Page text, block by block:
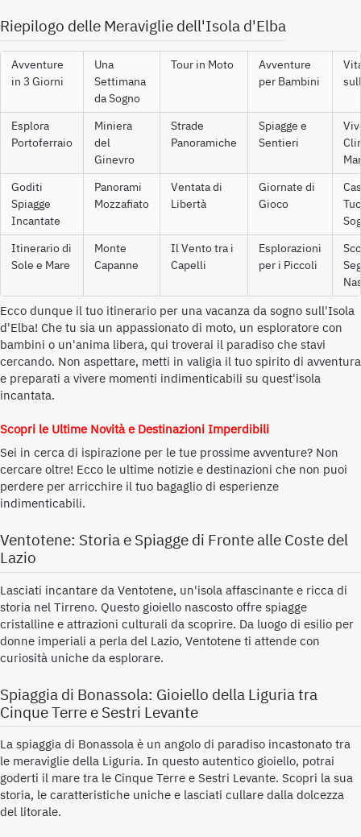
Riepilogo delle Meraviglie dell'Isola d'Elba
Avventure
in 3 Giorni
Una
Settimana
da Sogno
Tour in Moto
Avventure
per Bambini
Esplora
Portoferraio
Miniera
del
Ginevro
Strade
Panoramiche
Spiagge e
Sentieri
Goditi
Spiagge
Incantate
Panorami
Mozzafiato
Ventata di
Libertà
Giornate di
Gioco
Itinerario di
Sole e Mare
Monte
Capanne
Il Vento tra i
Capelli
Esplorazioni
per i Piccoli
Ecco dunque il tuo itinerario per una vacanza da sogno sull'Isola
d'Elba! Che tu sia un appassionato di moto, un esploratore con
bambini o un'anima libera, qui troverai il paradiso che stavi
cercando. Non aspettare, metti in valigia il tuo spirito di avventura
e preparati a vivere momenti indimenticabili su quest'isola
incantata.
Scopri le Ultime Novità e Destinazioni Imperdibili
Sei in cerca di ispirazione per le tue prossime avventure? Non
cercare oltre! Ecco le ultime notizie e destinazioni che non puoi
perdere per arricchire il tuo bagaglio di esperienze
indimenticabili.
Ventotene: Storia e Spiagge di Fronte alle Coste del
Lazio
Lasciati incantare da Ventotene, un'isola affascinante e ricca di
storia nel Tirreno. Questo gioiello nascosto offre spiagge
cristalline e attrazioni culturali da scoprire. Da luogo di esilio per
donne imperiali a perla del Lazio, Ventotene ti attende con
curiosità uniche da esplorare.
Spiaggia di Bonassola: Gioiello della Liguria tra
Cinque Terre e Sestri Levante
La spiaggia di Bonassola è un angolo di paradiso incastonato tra
le meraviglie della Liguria. In questo autentico gioiello, potrai
goderti il mare tra le Cinque Terre e Sestri Levante. Scopri la sua
storia, le caratteristiche uniche e lasciati cullare dalla dolcezza
del litorale.